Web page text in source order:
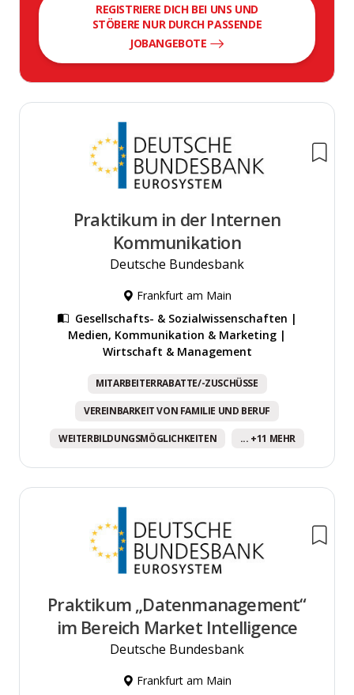
REGISTRIERE DICH BEI UNS UND
STÖBERE NUR DURCH PASSENDE
JOBANGEBOTE
Praktikum in der Internen
Kommunikation
Deutsche Bundesbank
Frankfurt am Main
Gesellschafts- & Sozialwissenschaften |
Medien, Kommunikation & Marketing |
Wirtschaft & Management
MITARBEITERRABATTE/-ZUSCHÜSSE
VEREINBARKEIT VON FAMILIE UND BERUF
WEITERBILDUNGSMÖGLICHKEITEN ... +11 MEHR
Praktikum „Datenmanagement“
im Bereich Market Intelligence
Deutsche Bundesbank
Frankfurt am Main